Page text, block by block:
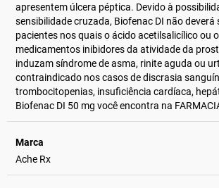
apresentem úlcera péptica. Devido à
sensibilidade cruzada, Biofenac DI não
pacientes nos quais o ácido acetilsalicílico ou
medicamentos inibidores da atividade da
induzam síndrome de asma, rinite aguda ou
contraindicado nos casos de discrasia
trombocitopenias, insuficiência cardíaca,
Biofenac DI 50 mg você encontra na
Marca
Ache Rx